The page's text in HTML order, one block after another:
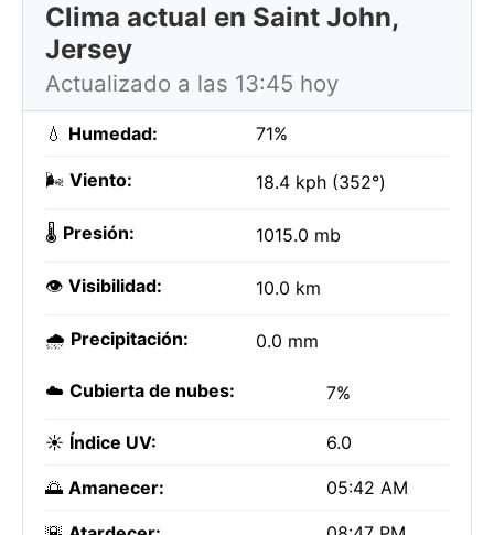
Clima actual en Saint John,
Jersey
Actualizado a las 13:45 hoy
💧 Humedad: 71%
🌬️ Viento: 18.4 kph (352°)
🌡️ Presión: 1015.0 mb
👁️ Visibilidad: 10.0 km
🌧️ Precipitación: 0.0 mm
☁️ Cubierta de nubes: 7%
☀️ Índice UV: 6.0
🌅 Amanecer: 05:42 AM